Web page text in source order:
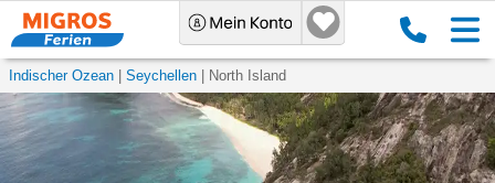
Indischer Ozean Seychellen North Island